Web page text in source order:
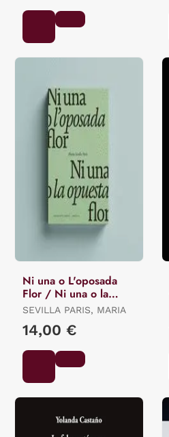
Ni una o L'oposada
Flor / Ni una o la
Opuesta Flor.
SEVILLA PARIS, MARIA
14,00 €